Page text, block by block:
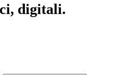
digitali.